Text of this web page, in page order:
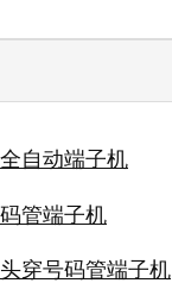
自动端子机
管端子机
穿号码管端子机